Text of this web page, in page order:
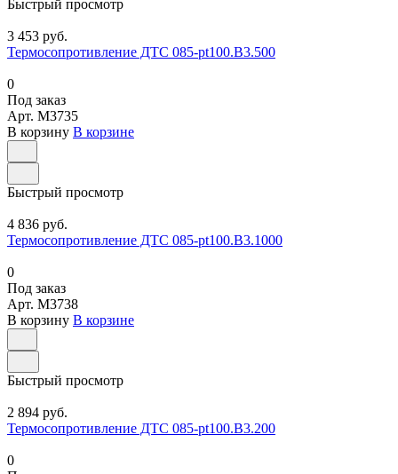
Быстрый просмотр
3 453 руб.
Термосопротивление ДТС 085-pt100.В3.500
0
Под заказ
Арт. M3735
В корзину В корзине
Быстрый просмотр
4 836 руб.
Термосопротивление ДТС 085-pt100.В3.1000
0
Под заказ
Арт. M3738
В корзину В корзине
Быстрый просмотр
2 894 руб.
Термосопротивление ДТС 085-pt100.В3.200
0